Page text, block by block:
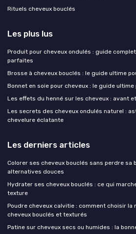
Rituels cheveux bouclés
Les plus lus
Produit pour cheveux ondulés : guide
parfaites
Brosse à cheveux bouclés : le guide ultime
Bonnet en soie pour cheveux : le guide
Les effets du henné sur les cheveux : avant
Les secrets des cheveux ondulés naturel :
chevelure éclatante
Les derniers articles
Colorer ses cheveux bouclés sans perdre sa
alternatives douces
Hydrater ses cheveux bouclés : ce qui
texture
Poudre cheveux calvitie : comment choisir la
cheveux bouclés et texturés
Patine sur cheveux secs ou humides : la